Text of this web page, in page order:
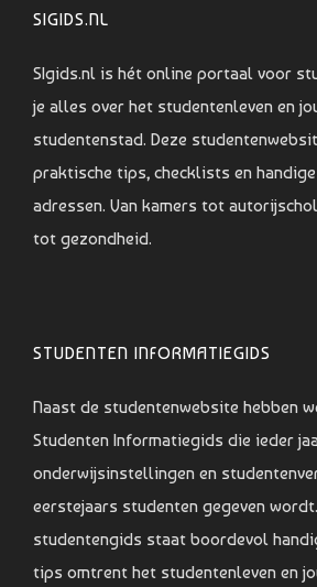
SIGIDS.NL
SIgids.nl is hét online portaal voor
je alles over het studentenleven en
studentenstad. Deze
praktische tips, checklists en
adressen. Van kamers tot
tot gezondheid.
STUDENTEN INFORMATIEGIDS
Naast de studentenwebsite hebben
Studenten Informatiegids die ieder
onderwijsinstellingen en
eerstejaars studenten gegeven
studentengids staat boordevol
tips omtrent het studentenleven en